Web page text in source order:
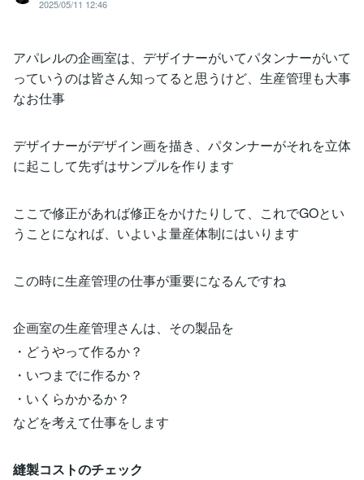
2025/05/11 12:46
アパレルの企画室は、デザイナーがいてパタンナーがいて
っていうのは皆さん知ってると思うけど、生産管理も大事
なお仕事
デザイナーがデザイン画を描き、パタンナーがそれを立体
に起こして先ずはサンプルを作ります
ここで修正があれば修正をかけたりして、これでGOとい
うことになれば、いよいよ量産体制にはいります
この時に生産管理の仕事が重要になるんですね
企画室の生産管理さんは、その製品を
・どうやって作るか？
・いつまでに作るか？
・いくらかかるか？
などを考えて仕事をします
縫製コストのチェック